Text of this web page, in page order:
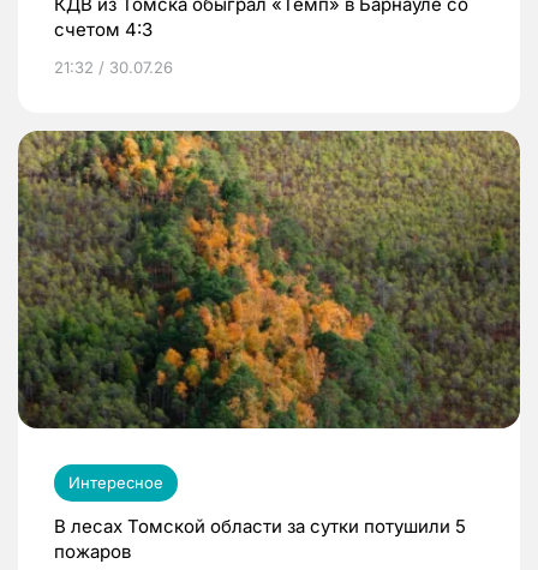
счетом 4:3
21:32 / 30.07.26
Интересное
В лесах Томской области за сутки потушили 5
пожаров